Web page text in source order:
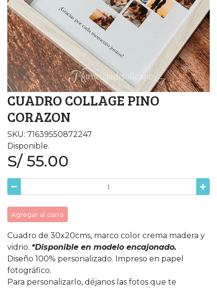
CUADRO COLLAGE PINO
CORAZON
SKU: 71639550872247
Disponible.
S/ 55.00
Agregar al carro
Cuadro de 30x20cms, marco color crema madera y
vidrio. *Disponible en modelo encajonado.
Diseño 100% personalizado. Impreso en papel
fotográfico.
Para personalizarlo, déjanos las fotos que te